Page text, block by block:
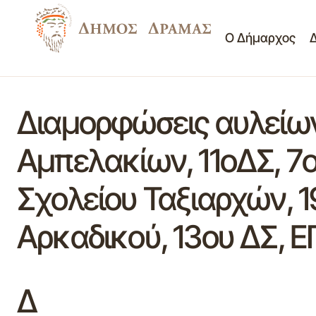
Ο Δήμαρχος
Διαμορφώσεις
Αμπελακίων, 11οΔΣ,
Σχολείου Ταξιαρχών,
Αρκαδικού, 13ου ΔΣ,
Δ